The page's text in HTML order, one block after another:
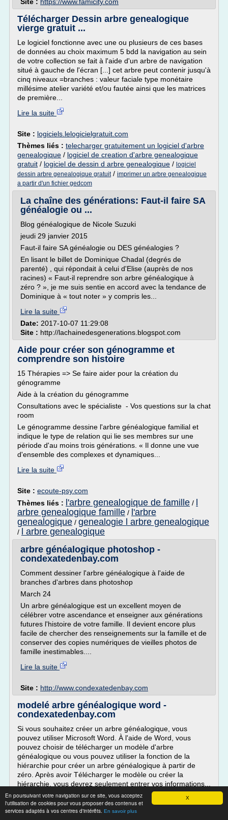
X
En poursuivant votre navigation sur ce site, vous acceptez
l'utilisation de cookies pour vous proposer des contenus et
services adaptés à vos centres d'intérêts. En savoir plus
Télécharger Dessin arbre genealogique
vierge gratuit ...
Le logiciel fonctionne avec une ou plusieurs de ces bases
de données au choix maximum 5 bdd la navigation au sein
de votre collection se fait à l'aide d'un arbre de navigation
situé à gauche de l'écran [...] cet arbre peut contenir jusqu'à
cinq niveaux =branches : valeur faciale type monétaire
millésime atelier variété et/ou fautée ainsi que les matrices
de première...
Lire la suite
Site : logiciels.lelogicielgratuit.com
Thèmes liés : telecharger gratuitement un logiciel d'arbre
genealogique / logiciel de creation d'arbre genealogique
gratuit / logiciel de dessin d arbre genealogique / logiciel
dessin arbre genealogique gratuit/ imprimer un arbre genealogique
a partir d'un fichier gedcom
La chaîne des générations: Faut-il faire SA
généalogie ou ...
Blog généalogique de Nicole Suzuki
jeudi 29 janvier 2015
Faut-il faire SA généalogie ou DES généalogies ?
En lisant le billet de Dominique Chadal (degrés de
parenté) , qui répondait à celui d'Elise (auprès de nos
racines) « Faut-il reprendre son arbre généalogique à
zéro ? », je me suis sentie en accord avec la tendance de
Dominique à « tout noter » y compris les...
Lire la suite
Date: 2017-10-07 11:29:08
Site : http://lachainedesgenerations.blogspot.com
Aide pour créer son génogramme et
comprendre son histoire
15 Thérapies => Se faire aider pour la création du
génogramme
Aide à la création du génogramme
Consultations avec le spécialiste - Vos questions sur la chat
room
Le génogramme dessine l'arbre généalogique familial et
indique le type de relation qui lie ses membres sur une
période d'au moins trois générations. « Il donne une vue
d'ensemble des complexes et dynamiques...
Lire la suite
Site : ecoute-psy.com
Thèmes liés :
l'arbre genealogique de famille /
arbre genealogique famille / l'arbre
genealogique / genealogie l arbre genealogique
/
l arbre genealogique
arbre généalogique photoshop -
condexatedenbay.com
Comment dessiner l'arbre généalogique à l'aide de
branches d'arbres dans photoshop
March 24
Un arbre généalogique est un excellent moyen de
célébrer votre ascendance et enseigner aux générations
futures l'histoire de votre famille. Il devient encore plus
facile de chercher des renseignements sur la famille et de
conserver des copies numériques de vieilles photos de
famille inestimables....
Lire la suite
Site : http://www.condexatedenbay.com
modelé arbre généalogique word -
condexatedenbay.com
Si vous souhaitez créer un arbre généalogique, vous
pouvez utiliser Microsoft Word. À l'aide de Word, vous
pouvez choisir de télécharger un modèle d'arbre
généalogique ou vous pouvez utiliser la fonction de la
hiérarchie pour créer un arbre généalogique à partir de
zéro. Après avoir Télécharger le modèle ou créer la
hiérarchie, vous devrez seulement entrer vos informations...
Lire la suite